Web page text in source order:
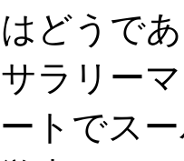
どうで
ラリー
トでス